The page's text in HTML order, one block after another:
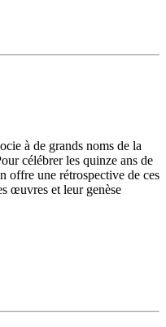
à de grands noms de la
célébrer les quinze ans de
offre une rétrospective de ces
œuvres et leur genèse